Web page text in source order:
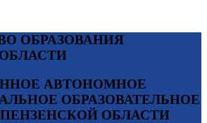
ОБРАЗОВАНИЯ
АВТОНОМНОЕ
ОБРАЗОВАТЕЛЬНОЕ
ОБЛАСТИ